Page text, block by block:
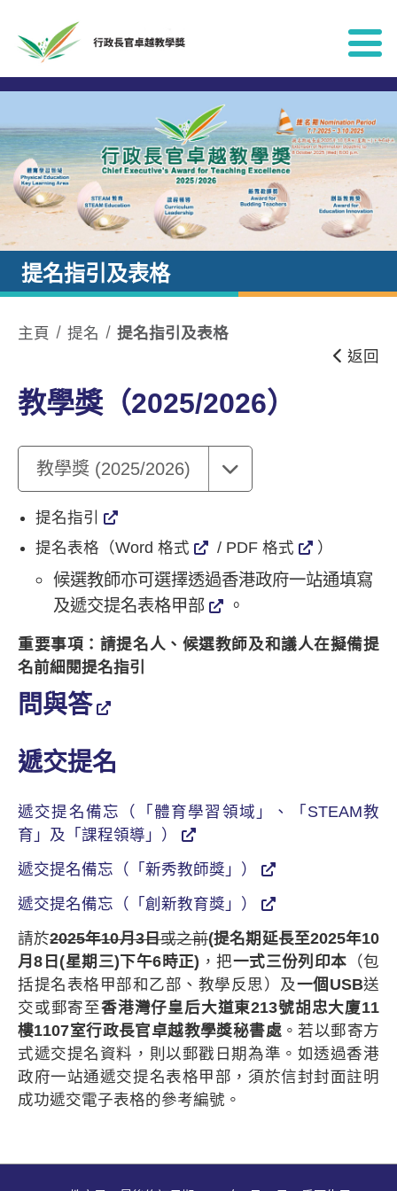
提名指引及表格
主頁 提名
提名指引及表格
返回
教學獎（2025/2026）
教學獎 (2025/2026)
提名指引
提名表格（Word 格式 / PDF 格式 ）
候選教師亦可選擇透過香港政府一站通填寫
及遞交提名表格甲部 。
重要事項：請提名人、候選教師及和議人在擬備提
名前細閱提名指引
問與答
遞交提名
遞交提名備忘（「體育學習領域」、「STEAM教
育」及「課程領導」）
遞交提名備忘（「新秀教師獎」）
遞交提名備忘（「創新教育獎」）
請於2025年10月3日或之前(提名期延長至2025年10
月8日(星期三)下午6時正) ，把一式三份列印本 （包
括提名表格甲部和乙部、教學反思）及一個USB送
交或郵寄至香港灣仔皇后大道東213號胡忠大廈11
樓1107室行政長官卓越教學獎秘書處 。若以郵寄方
式遞交提名資料，則以郵戳日期為準。如透過香港
政府一站通遞交提名表格甲部，須於信封封面註明
成功遞交電子表格的參考編號。